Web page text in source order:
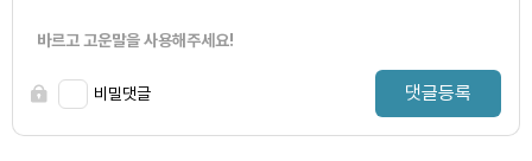
바르고 고운말을 사용해주세요!
비밀댓글 댓글등록